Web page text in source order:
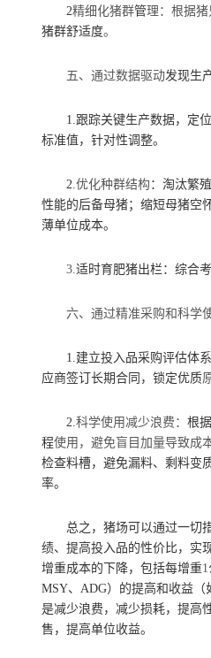
2精细化猪群管理：根据
猪群舒适度。
五、通过数据驱动发现生
1.跟踪关键生产数据，定
标准值，针对性调整。
2.优化种群结构 ：淘汰繁
性能的后备母猪；缩短母猪空
薄单位成本。
3.适时育肥猪出栏：综合
六、通过精准采购和科学
1.建立投入品采购评估体
应商签订长期合同，锁定优质
2.科学使用减少浪费： 根
程使用，避免盲目加量导致成
检查料槽，避免漏料、剩料变
率。
总之，猪场可以通过一切
绩、提高投入品的性价比，实
增重成本的下降，包括每增重1
MSY、 ADG）的提高和收益（
是减少浪费，减少损耗，提高
售，提高单位收益。